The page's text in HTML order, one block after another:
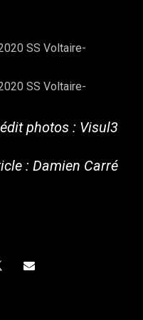
SS Voltaire-
SS Voltaire-
photos : Visul3
: Damien Carré